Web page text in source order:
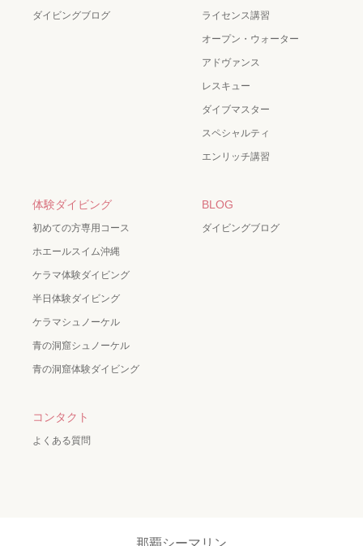
ダイビングブログ ライセンス講習
オープン・ウォーター
アドヴァンス
レスキュー
ダイブマスター
スペシャルティ
エンリッチ講習
体験ダイビング
初めての方専用コース
ホエールスイム沖縄
ケラマ体験ダイビング
半日体験ダイビング
ケラマシュノーケル
青の洞窟シュノーケル
青の洞窟体験ダイビング
BLOG
ダイビングブログ
コンタクト
よくある質問
那覇シーマリン